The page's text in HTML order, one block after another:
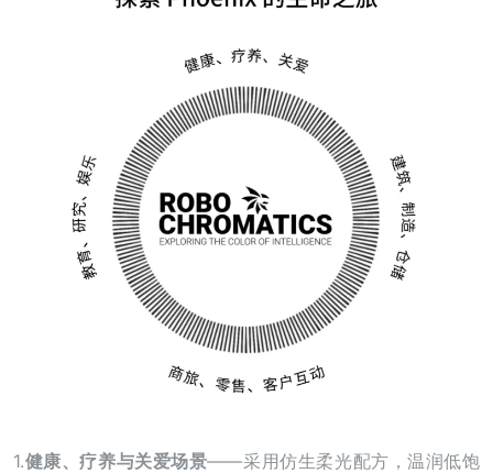
1.健康、疗养与关爱场景——采用仿生柔光配方，温润低饱